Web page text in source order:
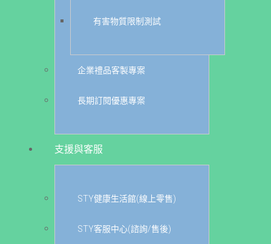
有害物質限制測試
企業禮品客製專案
長期訂閱優惠專案
支援與客服
STY健康生活館(線上零售)
STY客服中心(諮詢/售後)